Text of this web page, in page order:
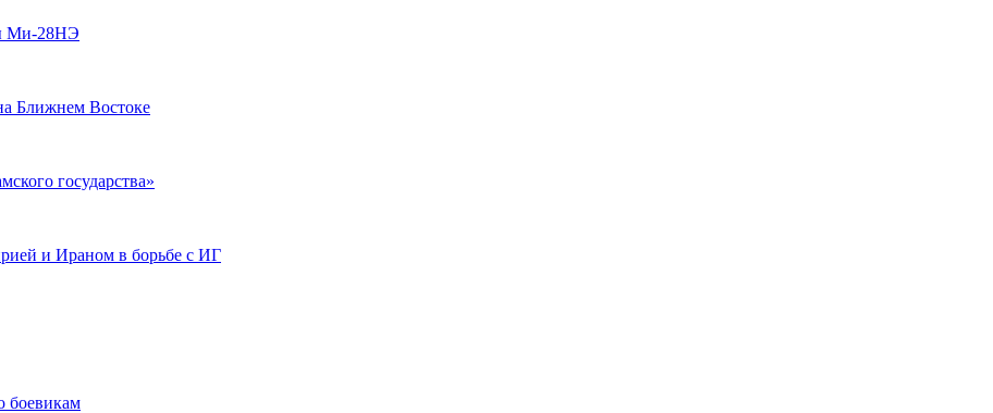
Ми-28НЭ
Ближнем Востоке
государства»
и Ираном в борьбе с ИГ
боевикам